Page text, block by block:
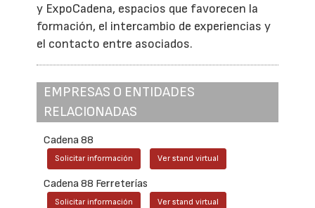
y ExpoCadena, espacios que favorecen la
formación, el intercambio de experiencias y
el contacto entre asociados.
EMPRESAS O ENTIDADES
RELACIONADAS
Cadena 88
Solicitar información Ver stand virtual
Cadena 88 Ferreterías
Solicitar información Ver stand virtual